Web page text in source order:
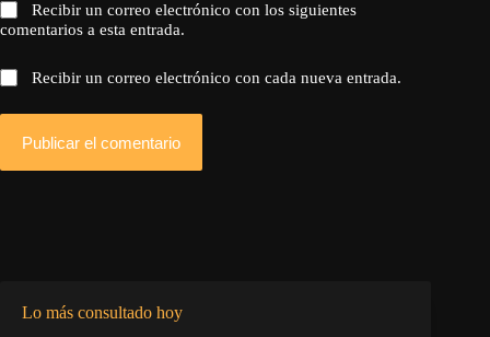
Recibir un correo electrónico con los siguientes
comentarios a esta entrada.
Recibir un correo electrónico con cada nueva entrada.
Publicar el comentario
Lo más consultado hoy